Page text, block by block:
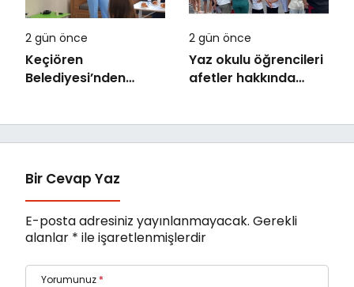
2 gün önce
Keçiören
Belediyesi’nden
2 gün önce
Yaz okulu öğrencileri
afetler hakkında
Bir Cevap Yaz
E-posta adresiniz yayınlanmayacak. Gerekli
alanlar * ile işaretlenmişlerdir
Yorumunuz *